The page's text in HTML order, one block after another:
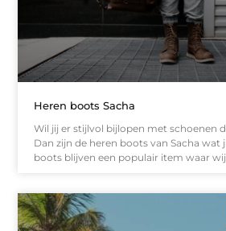
Heren boots Sacha
Wil jij er stijlvol bijlopen met schoenen
Dan zijn de heren boots van Sacha wat
boots blijven een populair item waar